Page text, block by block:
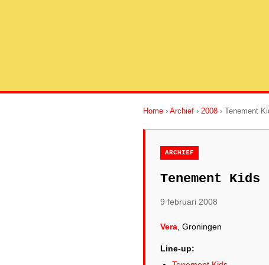
Home › Archief › 2008 › Tenement
ARCHIEF
Tenement Kids
9 februari 2008
Vera , Groningen
Line-up: